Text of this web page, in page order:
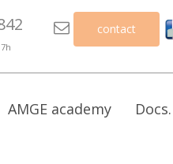
 contact
AMGE academy Docs.